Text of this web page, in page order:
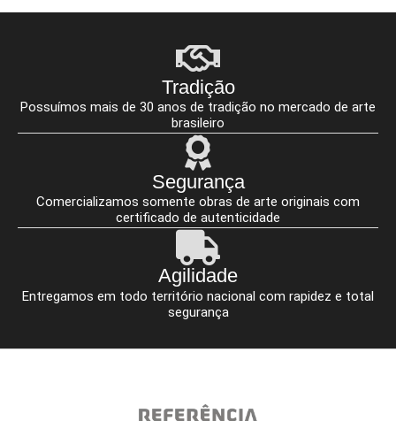
Tradição
Possuímos mais de 30 anos de tradição no mercado de arte
brasileiro
Segurança
Comercializamos somente obras de arte originais com
certificado de autenticidade
Agilidade
Entregamos em todo território nacional com rapidez e total
segurança